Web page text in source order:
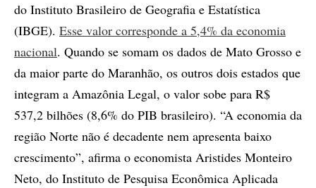
do Instituto Brasileiro de Geografia e Estatística
(IBGE). Esse valor corresponde a 5,4% da economia
nacional. Quando se somam os dados de Mato Grosso e
da maior parte do Maranhão, os outros dois estados que
integram a Amazônia Legal, o valor sobe para R$
537,2 bilhões (8,6% do PIB brasileiro). “A economia da
região Norte não é decadente nem apresenta baixo
crescimento”, afirma o economista Aristides Monteiro
Neto, do Instituto de Pesquisa Econômica Aplicada